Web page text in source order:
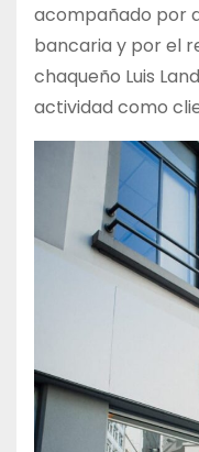
acompañado por
bancaria y por el
chaqueño Luis
actividad como